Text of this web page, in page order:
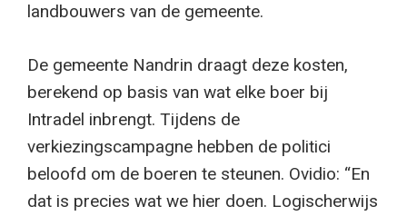
landbouwers van de gemeente.
De gemeente Nandrin draagt ​​deze kosten,
berekend op basis van wat elke boer bij
Intradel inbrengt. Tijdens de
verkiezingscampagne hebben de politici
beloofd om de boeren te steunen. Ovidio: “En
dat is precies wat we hier doen. Logischerwijs